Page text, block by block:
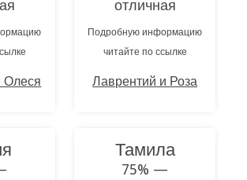
Олеся
отличная
Подробную информацию
читайте по ссылке
Лаврентий и Роза
Тамила
75% —